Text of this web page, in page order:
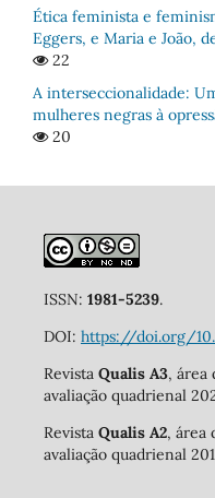
Ética feminista e
Eggers, e Maria e João,
22
A interseccionalidade:
mulheres negras à
20
ISSN: 1981-5239.
DOI: https://doi.org/
Revista Qualis A3, área
avaliação quadrienal
Revista Qualis A2, área
avaliação quadrienal